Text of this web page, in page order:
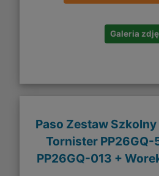
Galeria
Paso Zestaw
Tornister PP26GQ-
PP26GQ-013 +